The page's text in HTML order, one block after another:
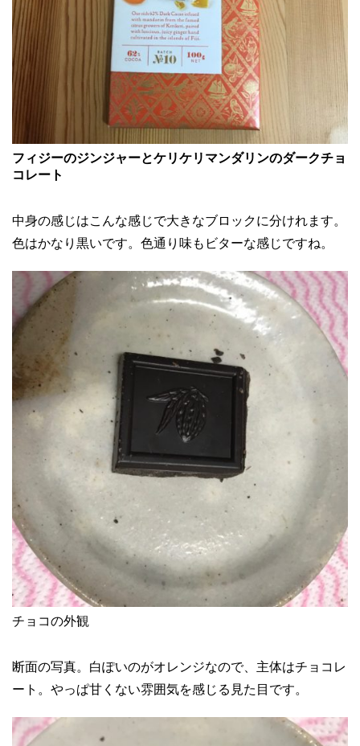
フィジーのジンジャーとケリケリマンダリンのダークチョ
コレート
中身の感じはこんな感じで大きなブロックに分けれます。
色はかなり黒いです。色通り味もビターな感じですね。
チョコの外観
断面の写真。白ぽいのがオレンジなので、主体はチョコレ
ート。やっぱ甘くない雰囲気を感じる見た目です。